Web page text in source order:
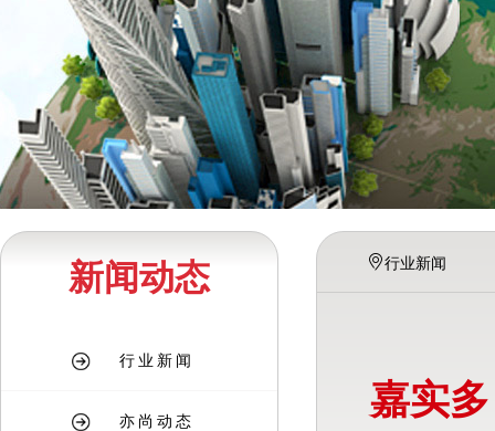
新闻动态
行业新闻
亦尚动态
行业新闻
嘉实